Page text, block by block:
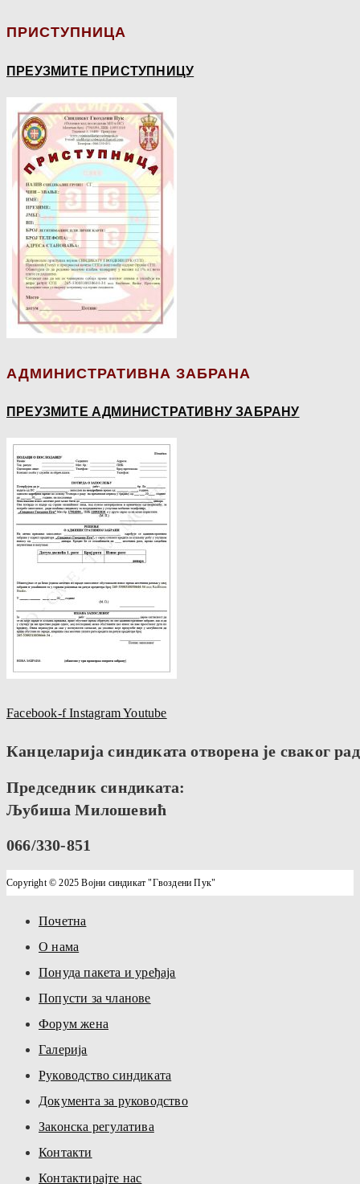
ПРИСТУПНИЦА
ПРЕУЗМИТЕ ПРИСТУПНИЦУ
АДМИНИСТРАТИВНА ЗАБРАНА
ПРЕУЗМИТЕ АДМИНИСТРАТИВНУ ЗАБРАНУ
Facebook-f InstagramYoutube
Канцеларија синдиката отворена је сваког
Председник синдиката:
Љубиша Милошевић
066/330-851
Copyright © 2025 Војни синдикат "Гвоздени Пук"
Почетна
О нама
Понуда пакета и уређаја
Попусти за чланове
Форум жена
Галерија
Руководство синдиката
Документа за руководство
Законска регулатива
Контакти
Контактирајте нас